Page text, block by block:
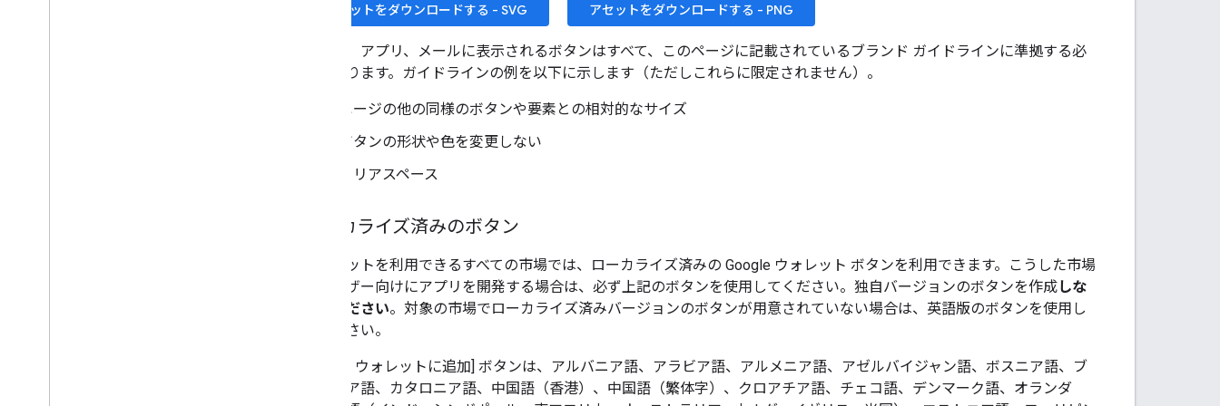
アセットをダウンロードする - SVG アセットをダウンロードする - PNG
サイト、アプリ、メールに表示されるボタンはすべて、このページに記載されているブランド ガイドラインに準拠する必
要があります。ガイドラインの例を以下に示します（ただしこれらに限定されません）。
ページの他の同様のボタンや要素との相対的なサイズ
ボタンの形状や色を変更しない
クリアスペース
ローカライズ済みのボタン
ウォレットを利用できるすべての市場では、ローカライズ済みの Google ウォレット ボタンを利用できます。こうした市場
のユーザー向けにアプリを開発する場合は、必ず上記のボタンを使用してください。独自バージョンのボタンを作成しな
いでください。対象の市場でローカライズ済みバージョンのボタンが用意されていない場合は、英語版のボタンを使用し
てください。
[Google ウォレットに追加] ボタンは、アルバニア語、アラビア語、アルメニア語、アゼルバイジャン語、ボスニア語、ブ
ルガリア語、カタロニア語、中国語（香港）、中国語（繁体字）、クロアチア語、チェコ語、デンマーク語、オランダ